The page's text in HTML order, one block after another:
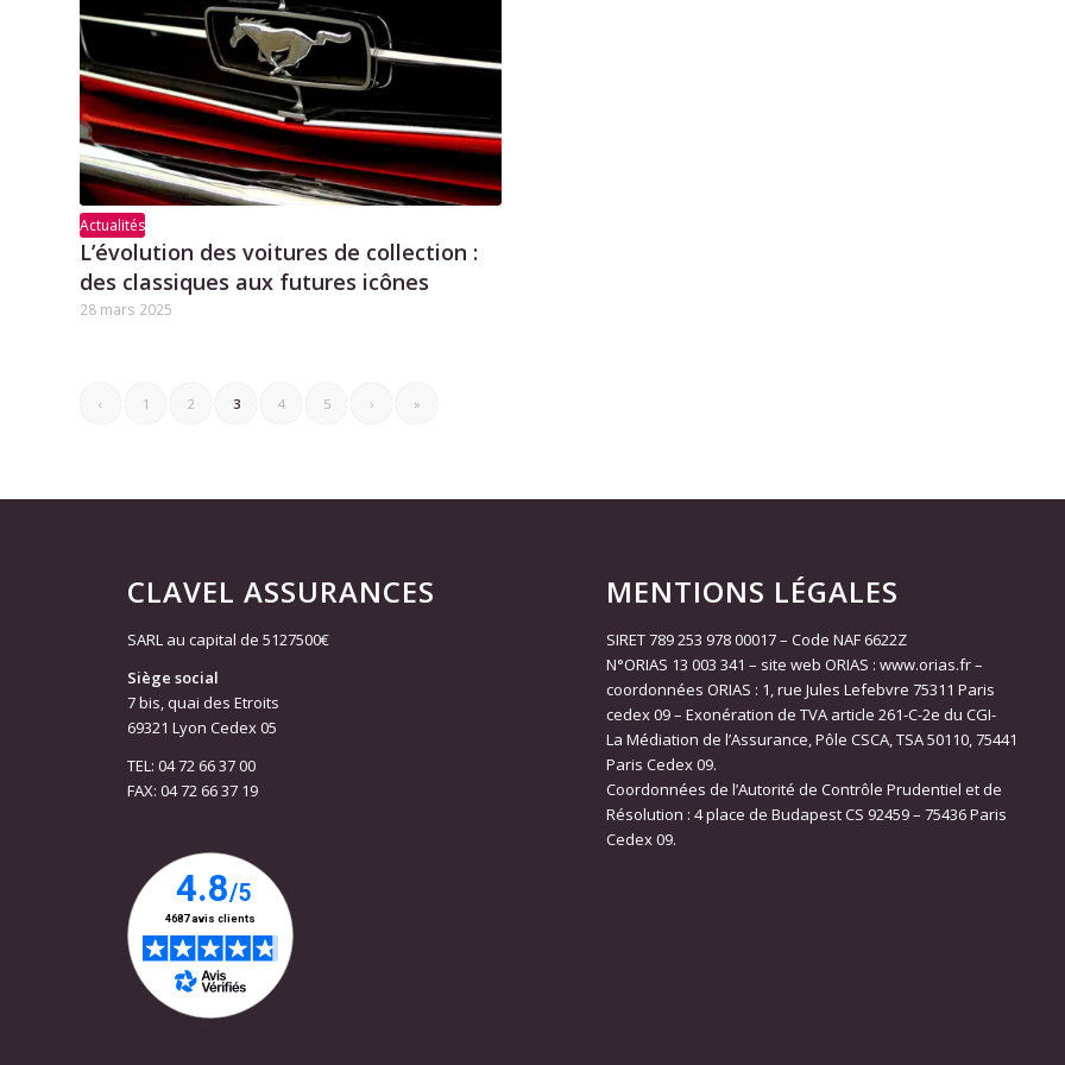
Actualités
L’évolution des voitures de collection :
des classiques aux futures icônes
28 mars 2025
‹ 1 2 3 4 5 › »
CLAVEL ASSURANCES
SARL au capital de 5127500€
Siège social
7 bis, quai des Etroits
69321 Lyon Cedex 05
TEL: 04 72 66 37 00
FAX: 04 72 66 37 19
MENTIONS LÉGALES
SIRET 789 253 978 00017 – Code NAF 6622Z
N°ORIAS 13 003 341 – site web ORIAS : www.orias.fr –
coordonnées ORIAS : 1, rue Jules Lefebvre 75311 Paris
cedex 09 – Exonération de TVA article 261-C-2e du CGI-
La Médiation de l’Assurance, Pôle CSCA, TSA 50110, 75441
Paris Cedex 09.
Coordonnées de l’Autorité de Contrôle Prudentiel et de
Résolution : 4 place de Budapest CS 92459 – 75436 Paris
Cedex 09.